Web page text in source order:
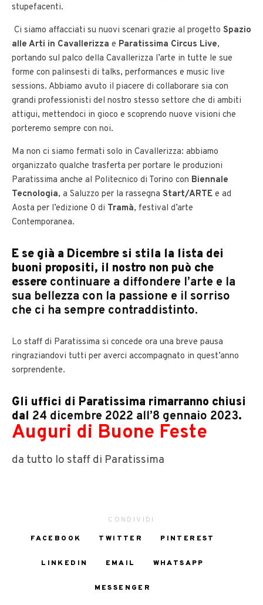
stupefacenti.
Ci siamo affacciati su nuovi scenari grazie al progetto Spazio
alle Arti in Cavallerizza e Paratissima Circus Live,
portando sul palco della Cavallerizza l’arte in tutte le sue
forme con palinsesti di talks, performances e music live
sessions. Abbiamo avuto il piacere di collaborare sia con
grandi professionisti del nostro stesso settore che di ambiti
attigui, mettendoci in gioco e scoprendo nuove visioni che
porteremo sempre con noi.
Ma non ci siamo fermati solo in Cavallerizza: abbiamo
organizzato qualche trasferta per portare le produzioni
Paratissima anche al Politecnico di Torino con Biennale
Tecnologia, a Saluzzo per la rassegna Start/ARTE e ad
Aosta per l’edizione 0 di Tramà, festival d’arte
Contemporanea.
E se già a Dicembre si stila la lista dei
buoni propositi, il nostro non può che
essere continuare a diffondere l’arte e la
sua bellezza con la passione e il sorriso
che ci ha sempre contraddistinto.
Lo staff di Paratissima si concede ora una breve pausa
ringraziandovi tutti per averci accompagnato in quest’anno
sorprendente.
Gli uffici di Paratissima rimarranno chiusi
dal 24 dicembre 2022 all’8 gennaio 2023.
Auguri di Buone Feste
da tutto lo staff di Paratissima
CONDIVIDI
FACEBOOK
TWITTER PINTEREST
LINKEDIN EMAIL WHATSAPP
MESSENGER